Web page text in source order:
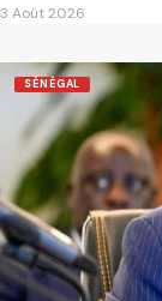
3 Août 2026
SÉNÉGAL